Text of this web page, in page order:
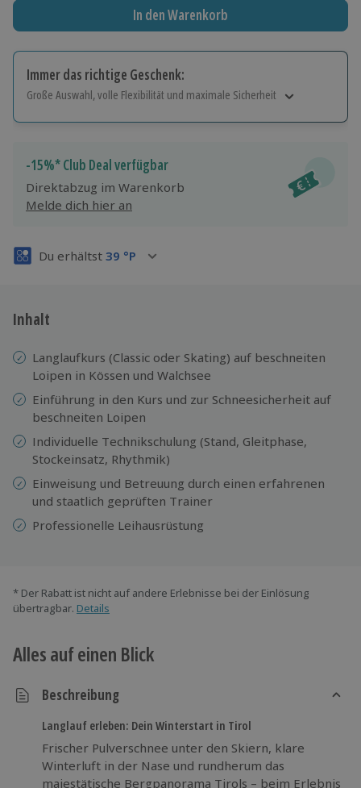
In den Warenkorb
Immer das richtige Geschenk:
Große Auswahl, volle Flexibilität und maximale Sicherheit
Jeder Gutschein für alle Erlebnisse einlösbar.
Maximale Sicherheit
3 Jahre gültig & verlängerbar.
-15%* Club Deal verfügbar
Direktabzug im Warenkorb
Melde dich hier an
Du erhältst 39 °P
Inhalt
Langlaufkurs (Classic oder Skating) auf beschneiten
Loipen in Kössen und Walchsee
Einführung in den Kurs und zur Schneesicherheit auf
beschneiten Loipen
Individuelle Technikschulung (Stand, Gleitphase,
Stockeinsatz, Rhythmik)
Einweisung und ​​Betreuung durch einen erfahrenen
und staatlich geprüften Trainer
Professionelle Leihausrüstung
* Der Rabatt ist nicht auf andere Erlebnisse bei der Einlösung
übertragbar. Details
Alles auf einen Blick
Beschreibung
Langlauf erleben: Dein Winterstart in Tirol
Frischer Pulverschnee unter den Skiern, klare
Winterluft in der Nase und rundherum das
majestätische Bergpanorama Tirols – beim Erlebnis